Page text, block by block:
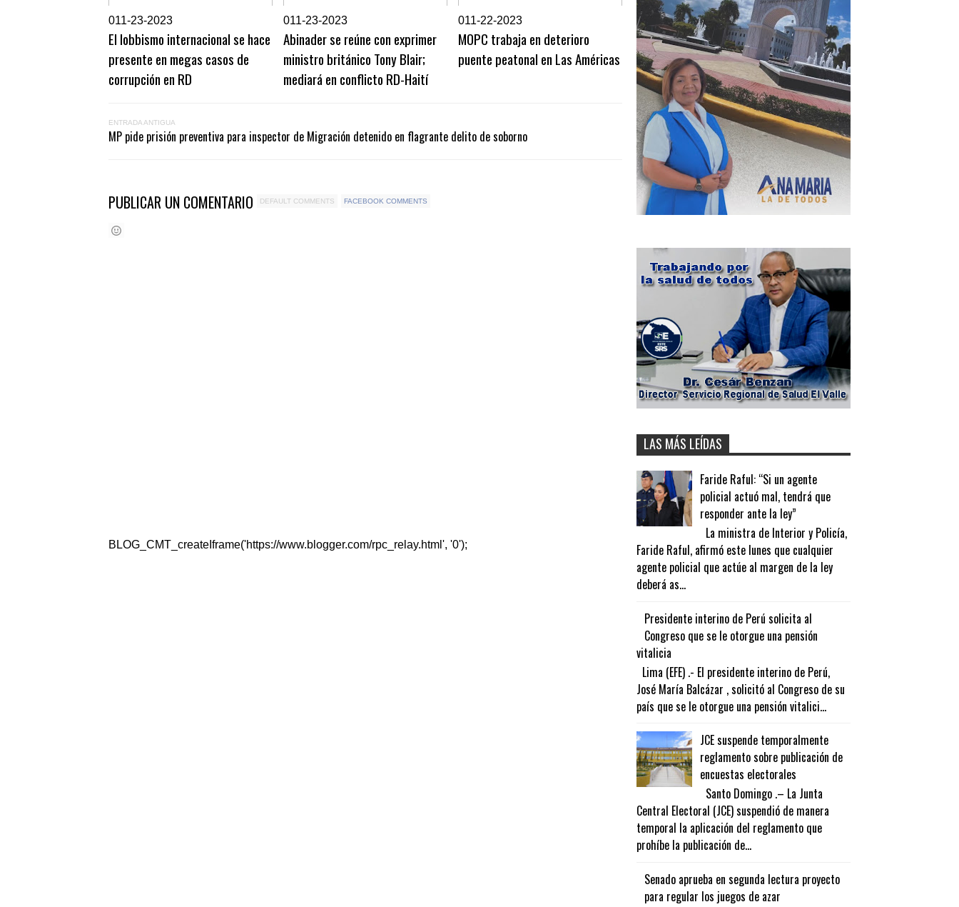
011-23-2023
El lobbismo internacional se hace
presente en megas casos de
corrupción en RD
011-23-2023
Abinader se reúne con exprimer
ministro británico Tony Blair;
mediará en conflicto RD-Haití
011-22-2023
MOPC trabaja en deterioro
puente peatonal en Las Américas
ENTRADA ANTIGUA
MP pide prisión preventiva para inspector de Migración detenido en flagrante delito de soborno
PUBLICAR UN COMENTARIO DEFAULT COMMENTS FACEBOOK COMMENTS
BLOG_CMT_createIframe('https://www.blogger.com/rpc_relay.html', '0');
LAS MÁS LEÍDAS
Faride Raful: “Si un agente
policial actuó mal, tendrá que
responder ante la ley”
La ministra de Interior y Policía,
Faride Raful, afirmó este lunes que cualquier
agente policial que actúe al margen de la ley
deberá as...
Presidente interino de Perú solicita al
Congreso que se le otorgue una pensión
vitalicia
Lima (EFE) .- El presidente interino de Perú,
José María Balcázar , solicitó al Congreso de su
país que se le otorgue una pensión vitalici...
JCE suspende temporalmente
reglamento sobre publicación de
encuestas electorales
Santo Domingo .– La Junta
Central Electoral (JCE) suspendió de manera
temporal la aplicación del reglamento que
prohíbe la publicación de...
Senado aprueba en segunda lectura proyecto
para regular los juegos de azar